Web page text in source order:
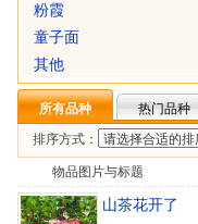
粉霞
童子面
其他
所有品种 热门品种
排序方式：
物品图片与标题
山茶花开了